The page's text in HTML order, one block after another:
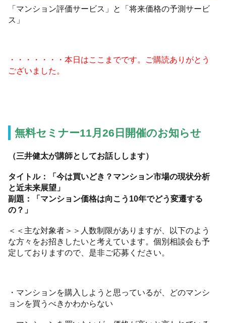
「マンション評価サービス」と「将来価格の予測サービ
ス」
・・・・・・・本日はここまでです。ご購読ありがとう
ございました。
無料セミナー11月26日開催のお知らせ
（三井健太が講師としてお話しします）
タイトル：「今は買いどき？マンション市場の現状分析
と近未来展望」
副題：「マンション価格は向こう 10年でどう変遷する
の？」
＜＜主な対象者＞＞人数制限がありますが、以下のよう
な方々をお招きしたいと考えています。個別相談会も予
定しておりますので、是非ご応募ください。
・マンションを購入しようと思っているが、どのマンシ
ョンを買うべきかわからない